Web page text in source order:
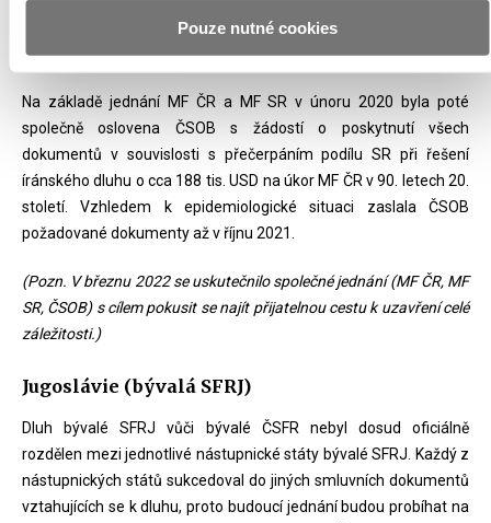
Pouze nutné cookies
současně se žádostí o uskutečnění 1. kola jednání o textu dohody.
MF SR (Írán)
Na základě jednání MF ČR a MF SR v únoru 2020 byla poté
společně oslovena ČSOB s žádostí o poskytnutí všech
dokumentů v souvislosti s přečerpáním podílu SR při řešení
íránského dluhu o cca 188 tis. USD na úkor MF ČR v 90. letech 20.
století. Vzhledem k epidemiologické situaci zaslala ČSOB
požadované dokumenty až v říjnu 2021.
(Pozn. V březnu 2022 se uskutečnilo společné jednání (MF ČR, MF
SR, ČSOB) s cílem pokusit se najít přijatelnou cestu k uzavření celé
záležitosti.)
Jugoslávie (bývalá SFRJ)
Dluh bývalé SFRJ vůči bývalé ČSFR nebyl dosud oficiálně
rozdělen mezi jednotlivé nástupnické státy bývalé SFRJ. Každý z
nástupnických států sukcedoval do jiných smluvních dokumentů
vztahujících se k dluhu, proto budoucí jednání budou probíhat na